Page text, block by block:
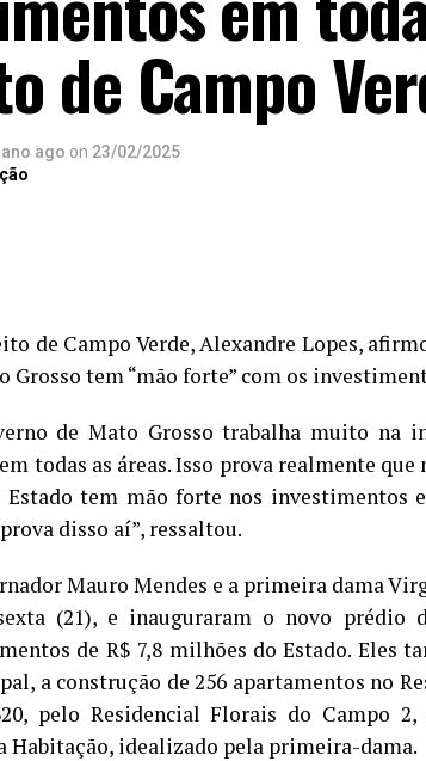
de Campo
ano ago on 23/02/2025
de Campo Verde, Alexandre Lopes,
Grosso tem “mão forte” com os
de Mato Grosso trabalha muito na
todas as áreas. Isso prova realmente
Estado tem mão forte nos investimentos
disso aí”, ressaltou.
Mauro Mendes e a primeira dama
(21), e inauguraram o novo prédio
de R$ 7,8 milhões do Estado. Eles
a construção de 256 apartamentos no
pelo Residencial Florais do Campo
Habitação, idealizado pela primeira-dama.